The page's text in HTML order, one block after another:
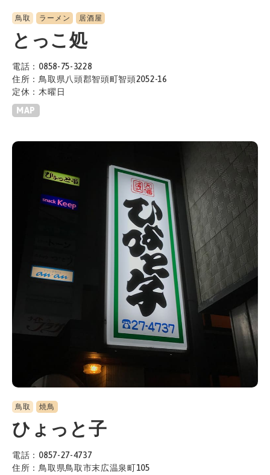
鳥取 ラーメン 居酒屋
とっこ処
電話：0858-75-3228
住所：鳥取県八頭郡智頭町智頭2052-16
定休：木曜日
MAP
鳥取 焼鳥
ひょっと子
電話：0857-27-4737
住所：鳥取県鳥取市末広温泉町105